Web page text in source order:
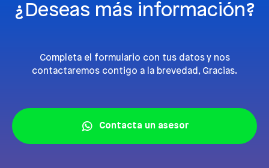
¿Deseas más información?
Completa el formulario con tus datos y nos
contactaremos contigo a la brevedad, Gracias.
Contacta un asesor